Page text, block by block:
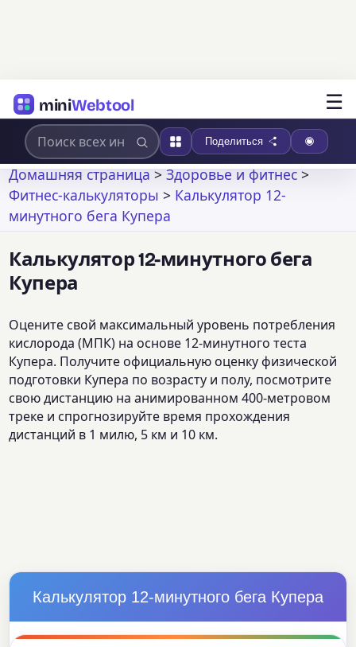
miniWebtool ☰
Поделиться
Домашняя страница>Здоровье и фитнес>
Фитнес-калькуляторы > Калькулятор 12-
минутного бега Купера
Калькулятор 12-минутного бега
Купера
Оцените свой максимальный уровень потребления
кислорода (МПК) на основе 12-минутного теста
Купера. Получите официальную оценку физической
подготовки Купера по возрасту и полу, посмотрите
свою дистанцию на анимированном 400-метровом
треке и спрогнозируйте время прохождения
дистанций в 1 милю, 5 км и 10 км.
Калькулятор 12-минутного бега Купера